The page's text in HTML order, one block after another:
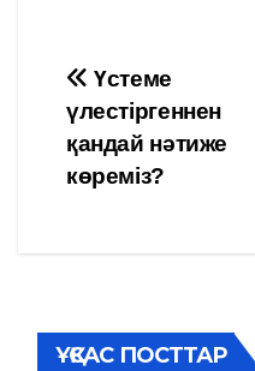
Навигация
по
записям
Үстеме
үлестіргеннен
қандай нәтиже
көреміз?
ҰҚСАС ПОСТТАР